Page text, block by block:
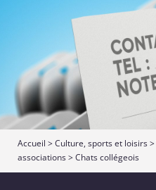
Accueil >Culture, sports et loisirs>
associations> Chats collégeois